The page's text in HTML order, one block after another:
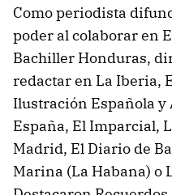
Como periodista
poder al colaborar en
Bachiller Honduras,
redactar en La Iberia,
Ilustración Española y
España, El Imparcial,
Madrid, El Diario de
Marina (La Habana) o